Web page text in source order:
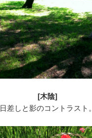
[木陰]
日差しと影のコントラスト。